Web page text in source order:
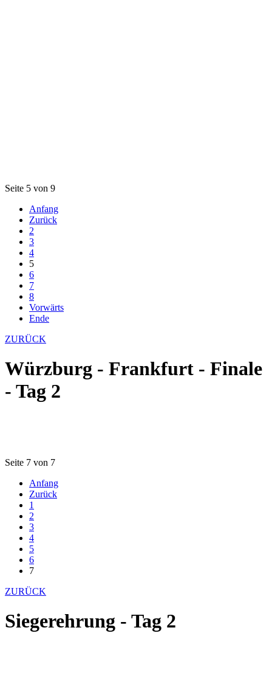
Seite 5 von 9
Anfang
Zurück
2
3
4
5
6
7
8
Vorwärts
Ende
ZURÜCK
Würzburg - Frankfurt - Finale
- Tag 2
Seite 7 von 7
Anfang
Zurück
1
2
3
4
5
6
7
ZURÜCK
Siegerehrung - Tag 2